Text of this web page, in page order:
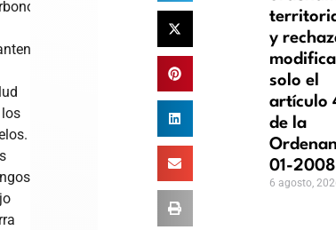
y
solo el
artículo
de la
01-2008
6 agosto,